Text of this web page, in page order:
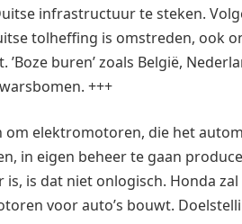
infrastructuur te steken.
tolheffing is omstreden, ook
buren’ zoals België,
+++
om elektromotoren, die het
in eigen beheer te gaan
is dat niet onlogisch. Honda
voor auto’s bouwt.